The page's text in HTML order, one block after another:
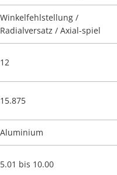
Winkelfehlstellung /
Radialversatz / Axial-spiel
12
15.875
Aluminium
5.01 bis 10.00